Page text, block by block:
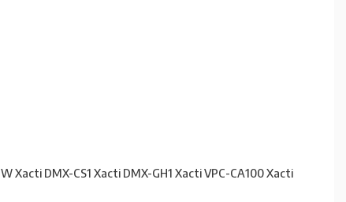
Xacti DMX-CS1 Xacti DMX-GH1 Xacti VPC-CA100 Xacti